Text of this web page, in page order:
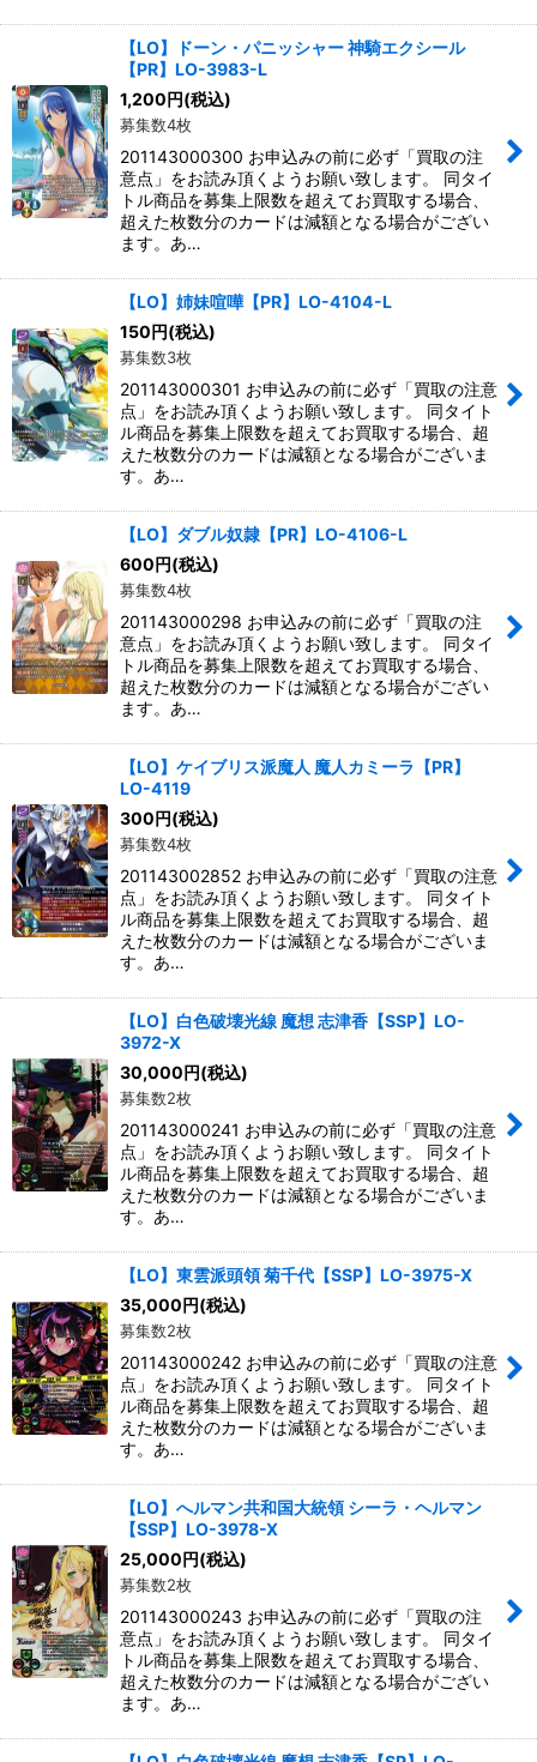
【LO】ドーン・パニッシャー 神騎エクシール
【PR】LO-3983-L
1,200円(税込)
募集数4枚
201143000300 お申込みの前に必ず「買取の注
意点」をお読み頂くようお願い致します。 同タイ
トル商品を募集上限数を超えてお買取する場合、
超えた枚数分のカードは減額となる場合がござい
ます。あ…
【LO】姉妹喧嘩【PR】LO-4104-L
150円(税込)
募集数3枚
201143000301 お申込みの前に必ず「買取の注意
点」をお読み頂くようお願い致します。 同タイト
ル商品を募集上限数を超えてお買取する場合、超
えた枚数分のカードは減額となる場合がございま
す。あ…
【LO】ダブル奴隷【PR】LO-4106-L
600円(税込)
募集数4枚
201143000298 お申込みの前に必ず「買取の注
意点」をお読み頂くようお願い致します。 同タイ
トル商品を募集上限数を超えてお買取する場合、
超えた枚数分のカードは減額となる場合がござい
ます。あ…
【LO】ケイブリス派魔人 魔人カミーラ【PR】
LO-4119
300円(税込)
募集数4枚
201143002852 お申込みの前に必ず「買取の注意
点」をお読み頂くようお願い致します。 同タイト
ル商品を募集上限数を超えてお買取する場合、超
えた枚数分のカードは減額となる場合がございま
す。あ…
【LO】白色破壊光線 魔想 志津香【SSP】LO-
3972-X
30,000円(税込)
募集数2枚
201143000241 お申込みの前に必ず「買取の注意
点」をお読み頂くようお願い致します。 同タイト
ル商品を募集上限数を超えてお買取する場合、超
えた枚数分のカードは減額となる場合がございま
す。あ…
【LO】東雲派頭領 菊千代【SSP】LO-3975-X
35,000円(税込)
募集数2枚
201143000242 お申込みの前に必ず「買取の注意
点」をお読み頂くようお願い致します。 同タイト
ル商品を募集上限数を超えてお買取する場合、超
えた枚数分のカードは減額となる場合がございま
す。あ…
【LO】へルマン共和国大統領 シーラ・ヘルマン
【SSP】LO-3978-X
25,000円(税込)
募集数2枚
201143000243 お申込みの前に必ず「買取の注
意点」をお読み頂くようお願い致します。 同タイ
トル商品を募集上限数を超えてお買取する場合、
超えた枚数分のカードは減額となる場合がござい
ます。あ…